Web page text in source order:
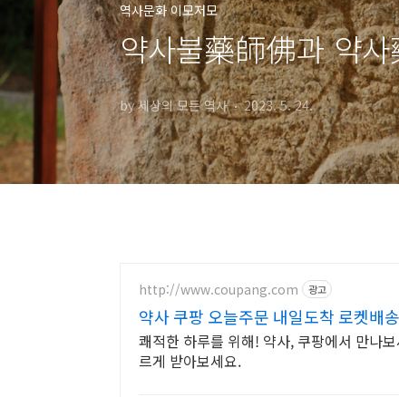
역사문화 이모저모
약사불藥師佛과 약
by 세상의 모든 역사 2023. 5. 24.
http://www.coupang.com 광고
약사 쿠팡 오늘주문 내일도착 로켓배송
쾌적한 하루를 위해! 약사, 쿠팡에서 만나
르게 받아보세요.